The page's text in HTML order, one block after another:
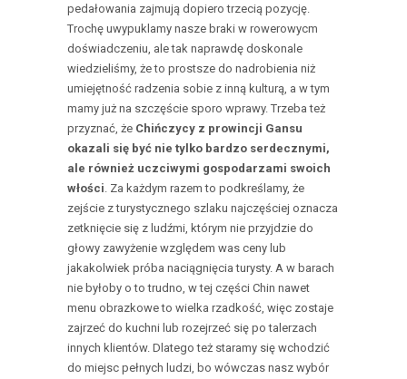
pedałowania zajmują dopiero trzecią pozycję.
Trochę uwypuklamy nasze braki w rowerowycm
doświadczeniu, ale tak naprawdę doskonale
wiedzieliśmy, że to prostsze do nadrobienia niż
umiejętność radzenia sobie z inną kulturą, a w tym
mamy już na szczęście sporo wprawy. Trzeba też
przyznać, że Chińczycy z prowincji Gansu
okazali się być nie tylko bardzo serdecznymi,
ale również uczciwymi gospodarzami swoich
włości . Za każdym razem to podkreślamy, że
zejście z turystycznego szlaku najczęściej oznacza
zetknięcie się z ludźmi, którym nie przyjdzie do
głowy zawyżenie względem was ceny lub
jakakolwiek próba naciągnięcia turysty. A w barach
nie byłoby o to trudno, w tej części Chin nawet
menu obrazkowe to wielka rzadkość, więc zostaje
zajrzeć do kuchni lub rozejrzeć się po talerzach
innych klientów. Dlatego też staramy się wchodzić
do miejsc pełnych ludzi, bo wówczas nasz wybór